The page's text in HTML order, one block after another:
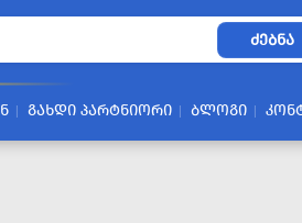
ᲫᲔᲑᲜᲐ
ᲒᲐᲮᲓᲘ ᲞᲐᲠᲢᲜᲘᲝᲠᲘ ᲑᲚᲝᲒᲘ